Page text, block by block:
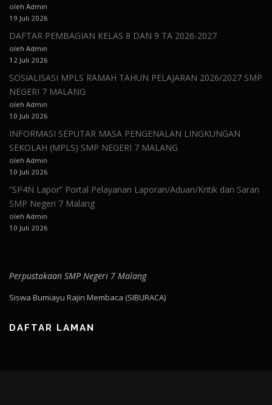
oleh Admin
19 Juli 2026
DAFTAR PEMBAGIAN KELAS 8 DAN 9 TA 2026-2027
oleh Admin
12 Juli 2026
SOSIALISASI MPLS RAMAH TAHUN PELAJARAN 2026/2027 SMP
NEGERI 7 MALANG
oleh Admin
10 Juli 2026
INFORMASI SEPUTAR MASA PENGENALAN LINGKUNGAN
SEKOLAH (MPLS) SMP NEGERI 7 MALANG
oleh Admin
10 Juli 2026
“SP4N Lapor” Portal Pelayanan Laporan/Aduan/Kritik dan Saran
SMP Negeri 7 Malang
oleh Admin
10 Juli 2026
Perpustakaan SMP Negeri 7 Malang
Siswa Bumiayu Rajin Membaca (SIBURACA)
DAFTAR LAMAN